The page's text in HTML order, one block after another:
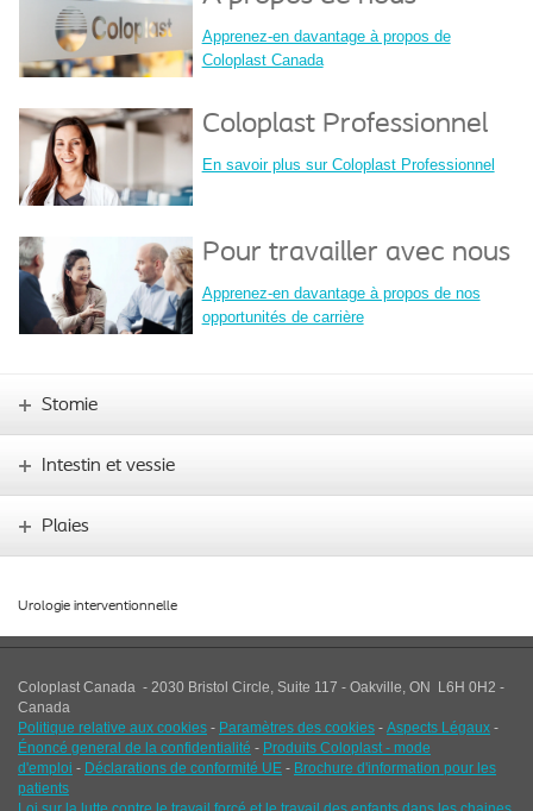
Apprenez-en davantage à propos de
Coloplast Canada
Coloplast Professionnel
En savoir plus sur Coloplast Professionnel
Pour travailler avec nous
Apprenez-en davantage à propos de nos
opportunités de carrière
Stomie
Intestin et vessie
Plaies
Urologie interventionnelle
Coloplast Canada - 2030 Bristol Circle, Suite 117 - Oakville, ON L6H 0H2 -
Canada
Politique relative aux cookies - Paramètres des cookies - Aspects Légaux -
Énoncé general de la confidentialité - Produits Coloplast - mode
d'emploi - Déclarations de conformité UE - Brochure d'information pour les
patients